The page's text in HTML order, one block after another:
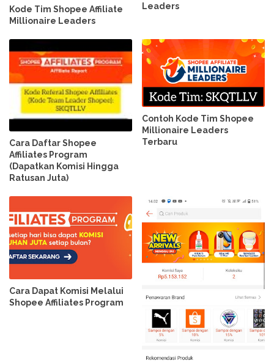
Kode Tim Shopee Affiliate
Millionaire Leaders
Leaders
Cara Daftar Shopee
Affiliates Program
(Dapatkan Komisi Hingga
Ratusan Juta)
Contoh Kode Tim Shopee
Millionaire Leaders
Terbaru
Cara Dapat Komisi Melalui
Shopee Affiliates Program